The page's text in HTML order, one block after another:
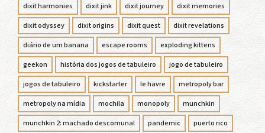
dixit harmonies dixit jink dixit journey dixit memories
dixit odyssey dixit origins dixit quest dixit revelations
diário de um banana escape rooms exploding kittens
geekon história dos jogos de tabuleiro jogo de tabuleiro
jogos de tabuleiro kickstarter le havre metropoly bar
metropoly na mídia mochila monopoly munchkin
munchkin 2: machado descomunal pandemic puerto rico